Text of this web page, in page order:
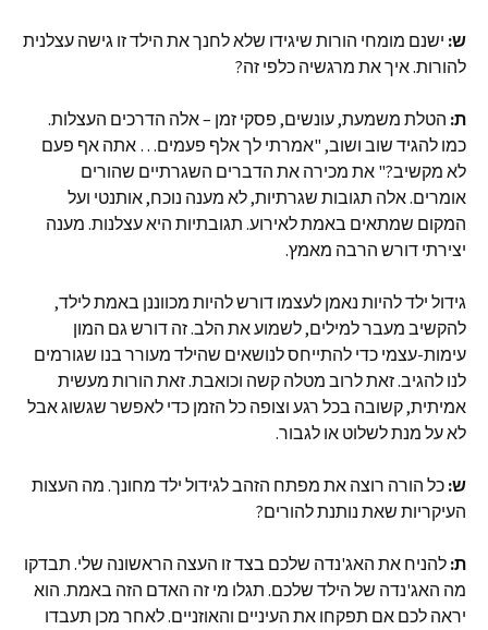
ש: ישנם מומחי הורות שיגידו שלא לחנך את הילד זו גישה עצלנית
להורות. איך את מרגשיה כלפי זה?
ת: הטלת משמעת, עונשים, פסקי זמן – אלה הדרכים העצלות.
כמו להגיד שוב ושוב, "אמרתי לך אלף פעמים… אתה אף פעם
לא מקשיב?" את מכירה את הדברים השגרתיים שהורים
אומרים. אלה תגובות שגרתיות, לא מענה נוכח, אותנטי ועל
המקום שמתאים באמת לאירוע. תגובתיות היא עצלנות. מענה
יצירתי דורש הרבה מאמץ.
גידול ילד להיות נאמן לעצמו דורש להיות מכווננן באמת לילד,
להקשיב מעבר למילים, לשמוע את הלב. זה דורש גם המון
עימות-עצמי כדי להתייחס לנושאים שהילד מעורר בנו שגורמים
לנו להגיב. זאת לרוב מטלה קשה וכואבת. זאת הורות מעשית
אמיתית, קשובה בכל רגע וצופה כל הזמן כדי לאפשר שגשוג אבל
לא על מנת לשלוט או לגבור.
ש: כל הורה רוצה את מפתח הזהב לגידול ילד מחונך. מה העצות
העיקריות שאת נותנת להורים?
ת: להניח את האג'נדה שלכם בצד זו העצה הראשונה שלי. תבדקו
מה האג'נדה של הילד שלכם. תגלו מי זה האדם הזה באמת. הוא
יראה לכם אם תפקחו את העיניים והאוזניים. לאחר מכן תעבדו